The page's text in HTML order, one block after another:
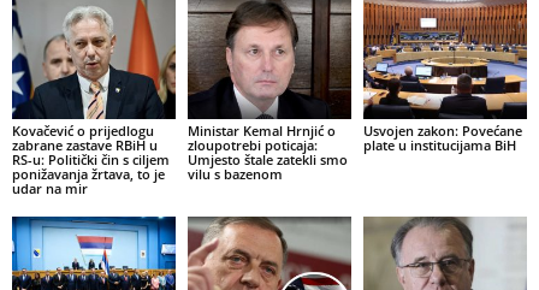
Kovačević o prijedlogu
zabrane zastave RBiH u
RS-u: Politički čin s ciljem
ponižavanja žrtava, to je
udar na mir
Ministar Kemal Hrnjić o
zloupotrebi poticaja:
Umjesto štale zatekli smo
vilu s bazenom
Usvojen zakon: Povećane
plate u institucijama BiH